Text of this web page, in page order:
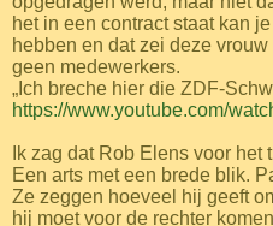
het in een contract staat kan
hebben en dat zei deze
geen medewerkers.
„Ich breche hier die ZDF-
https://www.youtube.com/
Ik zag dat Rob Elens voor
Een arts met een brede blik.
Ze zeggen hoeveel hij geeft
hij moet voor de rechter